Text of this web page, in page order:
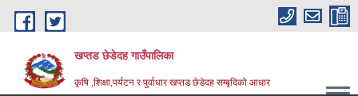
Skip to main content
खप्तड छेडेदह गाउँपालिका
कृषि ,शिक्षा,पर्यटन र पुर्वाधार खप्तड छेडेदह सम्बृदिको आधार